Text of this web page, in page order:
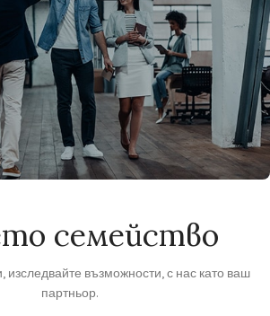
семейство
изследвайте възможности, с нас като ваш
партньор.